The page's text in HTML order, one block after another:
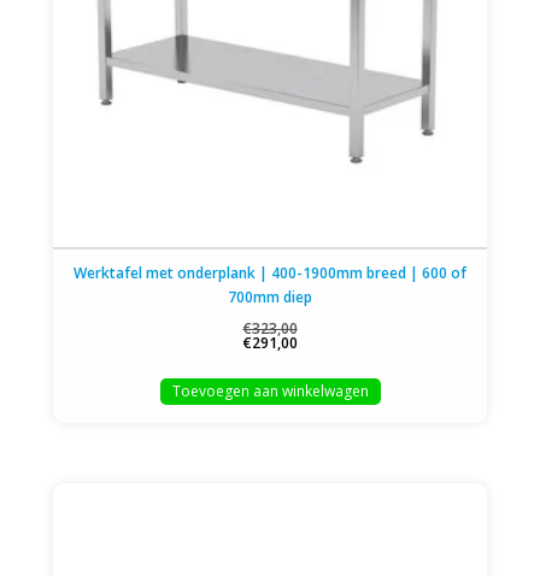
Werktafel met onderplank | 400-1900mm breed | 600 of
700mm diep
€323,00
€291,00
Toevoegen aan winkelwagen